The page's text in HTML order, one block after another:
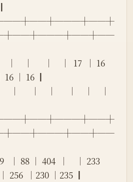
│    │      │    │  17  │ 16
16 │ 16 ┃
│      │    │      │    │    │
│ 88 │ 404  │    │ 233
256  │230 │235 ┃